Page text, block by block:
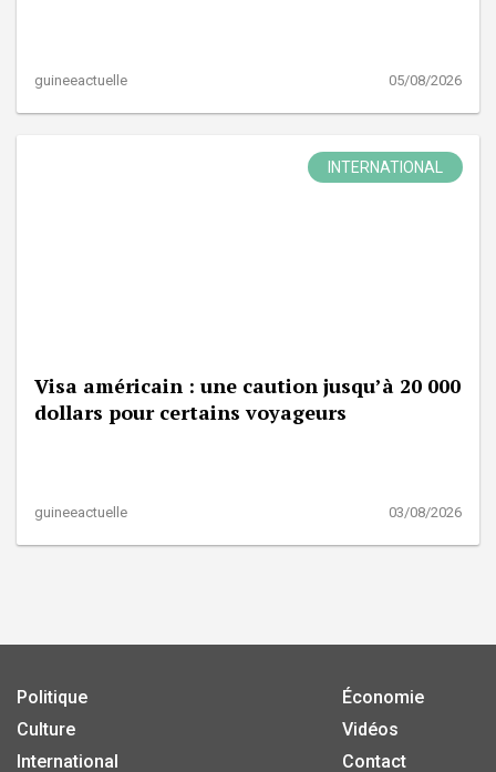
guineeactuelle 05/08/2026
INTERNATIONAL
Visa américain : une caution jusqu’à 20 000
dollars pour certains voyageurs
guineeactuelle 03/08/2026
Politique
Culture
International
Économie
Vidéos
Contact